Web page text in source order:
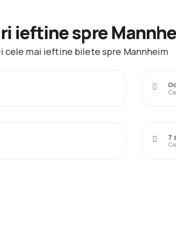
ieftine spre
cele mai ieftine bilete spre Mannheim
7